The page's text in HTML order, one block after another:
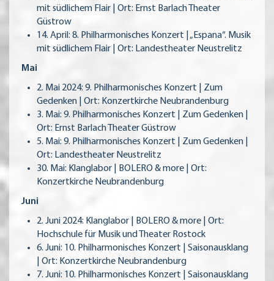
mit südlichem Flair | Ort: Ernst Barlach Theater
Güstrow
14. April: 8. Philharmonisches Konzert | „Espana“. Musik
mit südlichem Flair | Ort: Landestheater Neustrelitz
Mai
2. Mai 2024: 9. Philharmonisches Konzert | Zum
Gedenken | Ort: Konzertkirche Neubrandenburg
3. Mai: 9. Philharmonisches Konzert | Zum Gedenken |
Ort: Ernst Barlach Theater Güstrow
5. Mai: 9. Philharmonisches Konzert | Zum Gedenken |
Ort: Landestheater Neustrelitz
30. Mai: Klanglabor | BOLERO & more | Ort:
Konzertkirche Neubrandenburg
Juni
2. Juni 2024: Klanglabor | BOLERO & more | Ort:
Hochschule für Musik und Theater Rostock
6. Juni: 10. Philharmonisches Konzert | Saisonausklang
| Ort: Konzertkirche Neubrandenburg
7. Juni: 10. Philharmonisches Konzert | Saisonausklang